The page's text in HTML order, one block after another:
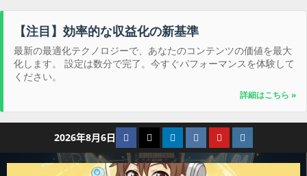
【注目】効率的な収益化の新基準
最新の最適化テクノロジーで、あなたのコンテンツの価値を最大
化します。 設定は数分で完了。今すぐパフォーマンスを体験して
ください。
詳細はこちら »
テ
2026年8月6日 Facebook
TwitterLinkedIn
VK YouTubeInstagram